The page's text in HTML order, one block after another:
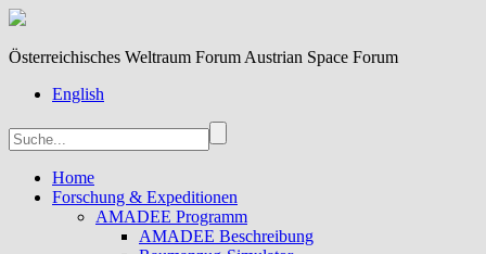
Österreichisches Weltraum Forum Austrian Space Forum
English
Home
Forschung & Expeditionen
AMADEE Programm
AMADEE Beschreibung